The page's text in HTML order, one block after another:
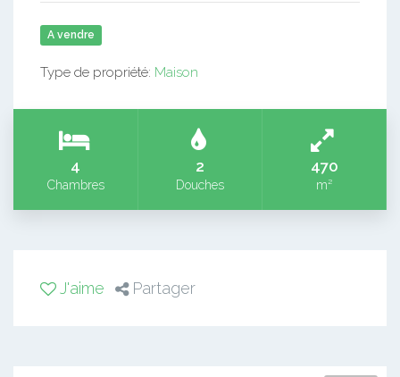
A vendre
Type de propriété: Maison
4
Chambres
2
Douches
470
m²
J'aime Partager